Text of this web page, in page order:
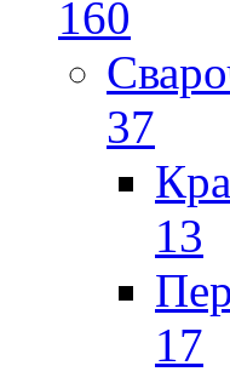
160
37
13
17